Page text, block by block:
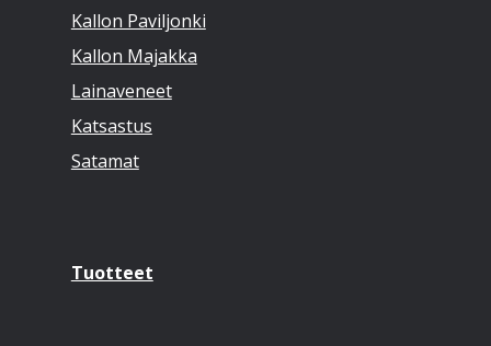
Kallon Paviljonki
Kallon Majakka
Lainaveneet
Katsastus
Satamat
Tuotteet